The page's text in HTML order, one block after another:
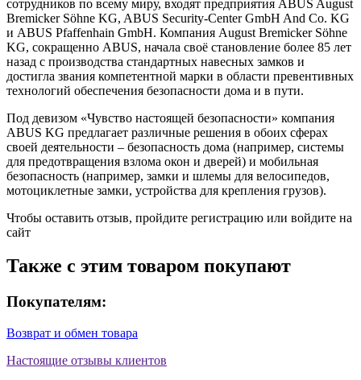
сотрудников по всему миру, входят предприятия ABUS August
Bremicker Söhne KG, ABUS Security-Center GmbH And Co. KG
и ABUS Pfaffenhain GmbH. Компания August Bremicker Söhne
KG, сокращенно ABUS, начала своё становление более 85 лет
назад с производства стандартных навесных замков и
достигла звания компетентной марки в области превентивных
технологий обеспечения безопасности дома и в пути.
Под девизом «Чувство настоящей безопасности» компания
ABUS KG предлагает различные решения в обоих сферах
своей деятельности – безопасность дома (например, системы
для предотвращения взлома окон и дверей) и мобильная
безопасность (например, замки и шлемы для велосипедов,
мотоциклетные замки, устройства для крепления грузов).
Чтобы оставить отзыв, пройдите регистрацию или войдите на
сайт
Также с этим товаром покупают
Покупателям:
Возврат и обмен товара
Настоящие отзывы клиентов